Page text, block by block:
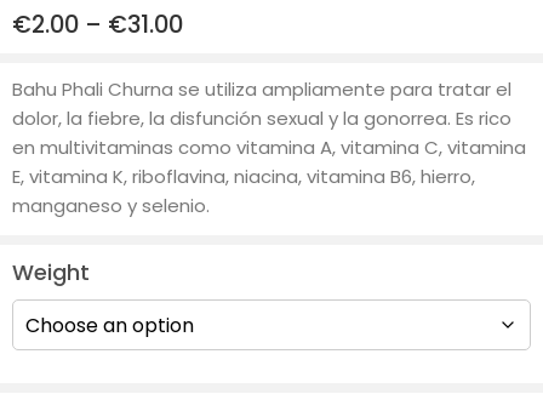
€2.00 – €31.00
Bahu Phali Churna se utiliza ampliamente para tratar el
dolor, la fiebre, la disfunción sexual y la gonorrea. Es rico
en multivitaminas como vitamina A, vitamina C, vitamina
E, vitamina K, riboflavina, niacina, vitamina B6, hierro,
manganeso y selenio.
Weight